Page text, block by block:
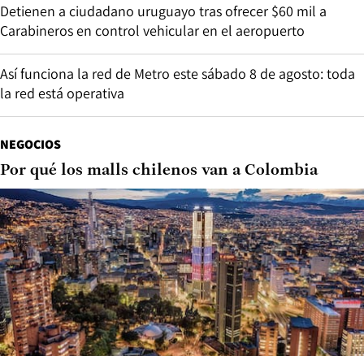
Detienen a ciudadano uruguayo tras ofrecer $60 mil a
Carabineros en control vehicular en el aeropuerto
Así funciona la red de Metro este sábado 8 de agosto: toda
la red está operativa
NEGOCIOS
Por qué los malls chilenos van a Colombia